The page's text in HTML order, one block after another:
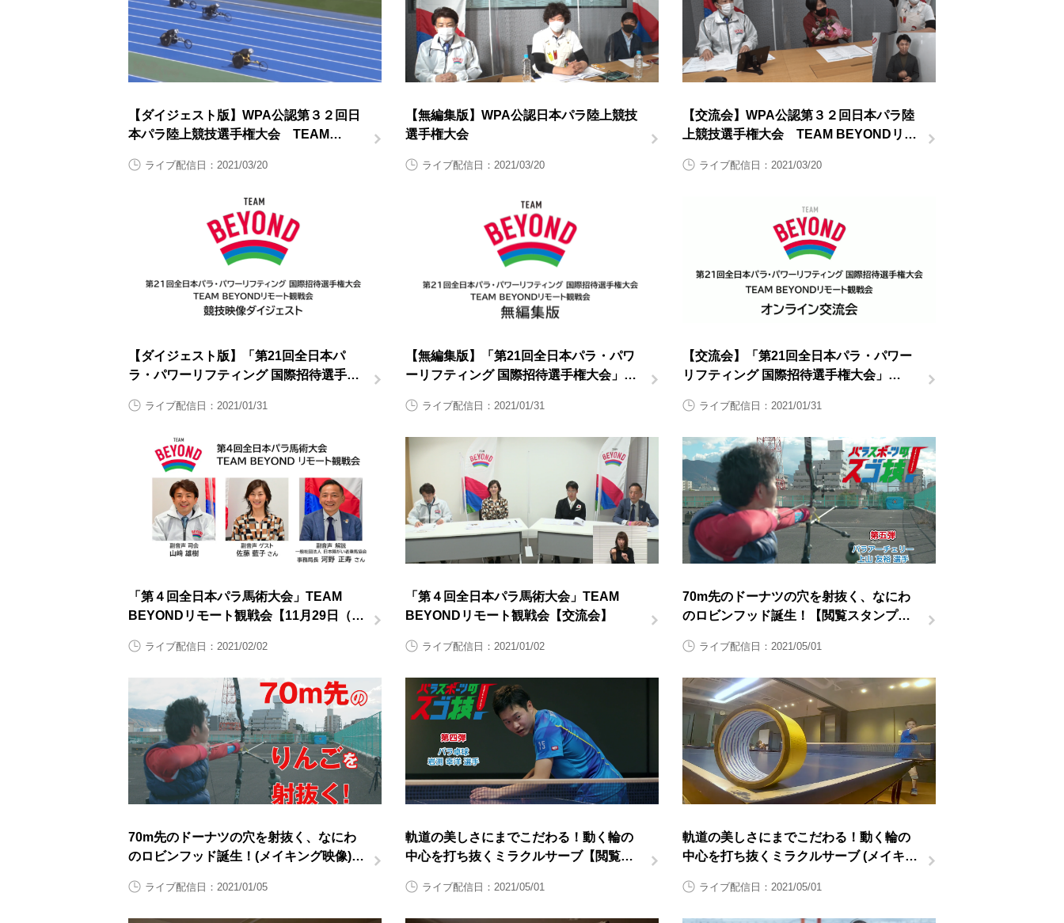
【ダイジェスト版】WPA公認第３２回日
本パラ陸上競技選手権大会 TEAM
ジェスト
ライブ配信日：2021/03/20
【無編集版】WPA公認日本パラ陸上競技
選手権大会
ライブ配信日：2021/03/20
【交流会】WPA公認第３２回日本パラ陸
上競技選手権大会 TEAM BEYONDリモ
ライブ配信日：2021/03/20
【ダイジェスト版】「第21回全日本パ
ラ・パワーリフティング 国際招待選手権
【大会2日目1月31日（日曜日）】
ライブ配信日：2021/01/31
【無編集版】「第21回全日本パラ・パワ
ーリフティング 国際招待選手権大会」
日目1月31日（日曜日）】
ライブ配信日：2021/01/31
【交流会】「第21回全日本パラ・パワー
リフティング 国際招待選手権大会」
ライブ配信日：2021/01/31
「第４回全日本パラ馬術大会」TEAM
BEYONDリモート観戦会【11月29日（日
ライブ配信日：2021/02/02
「第４回全日本パラ馬術大会」TEAM
BEYONDリモート観戦会【交流会】
ライブ配信日：2021/01/02
70m先のドーナツの穴を射抜く、なにわ
のロビンフッド誕生！【閲覧スタンプ非
ライブ配信日：2021/05/01
70m先のドーナツの穴を射抜く、なにわ
のロビンフッド誕生！(メイキング映像)
ライブ配信日：2021/01/05
軌道の美しさにまでこだわる！動く輪の
中心を打ち抜くミラクルサーブ【閲覧ス
ライブ配信日：2021/05/01
軌道の美しさにまでこだわる！動く輪の
中心を打ち抜くミラクルサーブ (メイキン
ライブ配信日：2021/05/01